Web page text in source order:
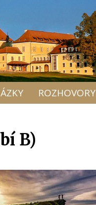
ROZHOVORY
B)